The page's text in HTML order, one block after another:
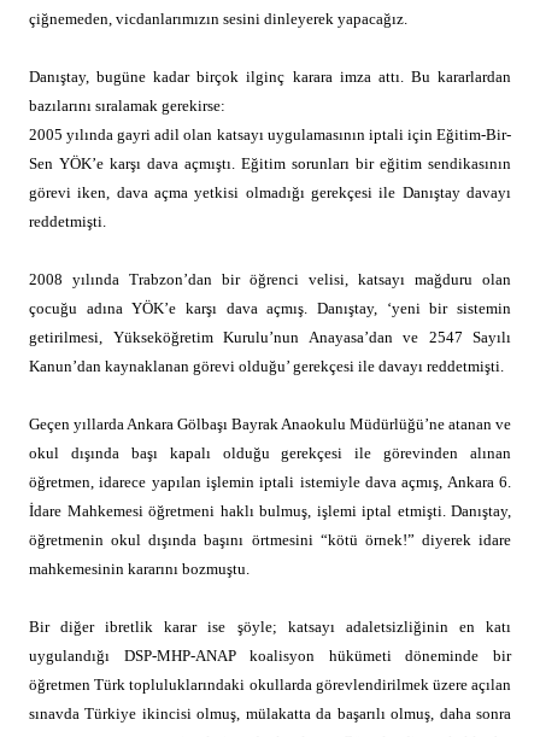
çiğnemeden, vicdanlarımızın sesini dinleyerek yapacağız.
Danıştay, bugüne kadar birçok ilginç karara imza attı. Bu kararlardan
bazılarını sıralamak gerekirse:
2005 yılında gayri adil olan katsayı uygulamasının iptali için Eğitim-Bir-
Sen YÖK’e karşı dava açmıştı. Eğitim sorunları bir eğitim sendikasının
görevi iken, dava açma yetkisi olmadığı gerekçesi ile Danıştay davayı
reddetmişti.
2008 yılında Trabzon’dan bir öğrenci velisi, katsayı mağduru olan
çocuğu adına YÖK’e karşı dava açmış. Danıştay, ‘yeni bir sistemin
getirilmesi, Yükseköğretim Kurulu’nun Anayasa’dan ve 2547 Sayılı
Kanun’dan kaynaklanan görevi olduğu’ gerekçesi ile davayı reddetmişti.
Geçen yıllarda Ankara Gölbaşı Bayrak Anaokulu Müdürlüğü’ne atanan ve
okul dışında başı kapalı olduğu gerekçesi ile görevinden alınan
öğretmen, idarece yapılan işlemin iptali istemiyle dava açmış, Ankara 6.
İdare Mahkemesi öğretmeni haklı bulmuş, işlemi iptal etmişti. Danıştay,
öğretmenin okul dışında başını örtmesini “kötü örnek!” diyerek idare
mahkemesinin kararını bozmuştu.
Bir diğer ibretlik karar ise şöyle; katsayı adaletsizliğinin en katı
uygulandığı DSP-MHP-ANAP koalisyon hükümeti döneminde bir
öğretmen Türk topluluklarındaki okullarda görevlendirilmek üzere açılan
sınavda Türkiye ikincisi olmuş, mülakatta da başarılı olmuş, daha sonra